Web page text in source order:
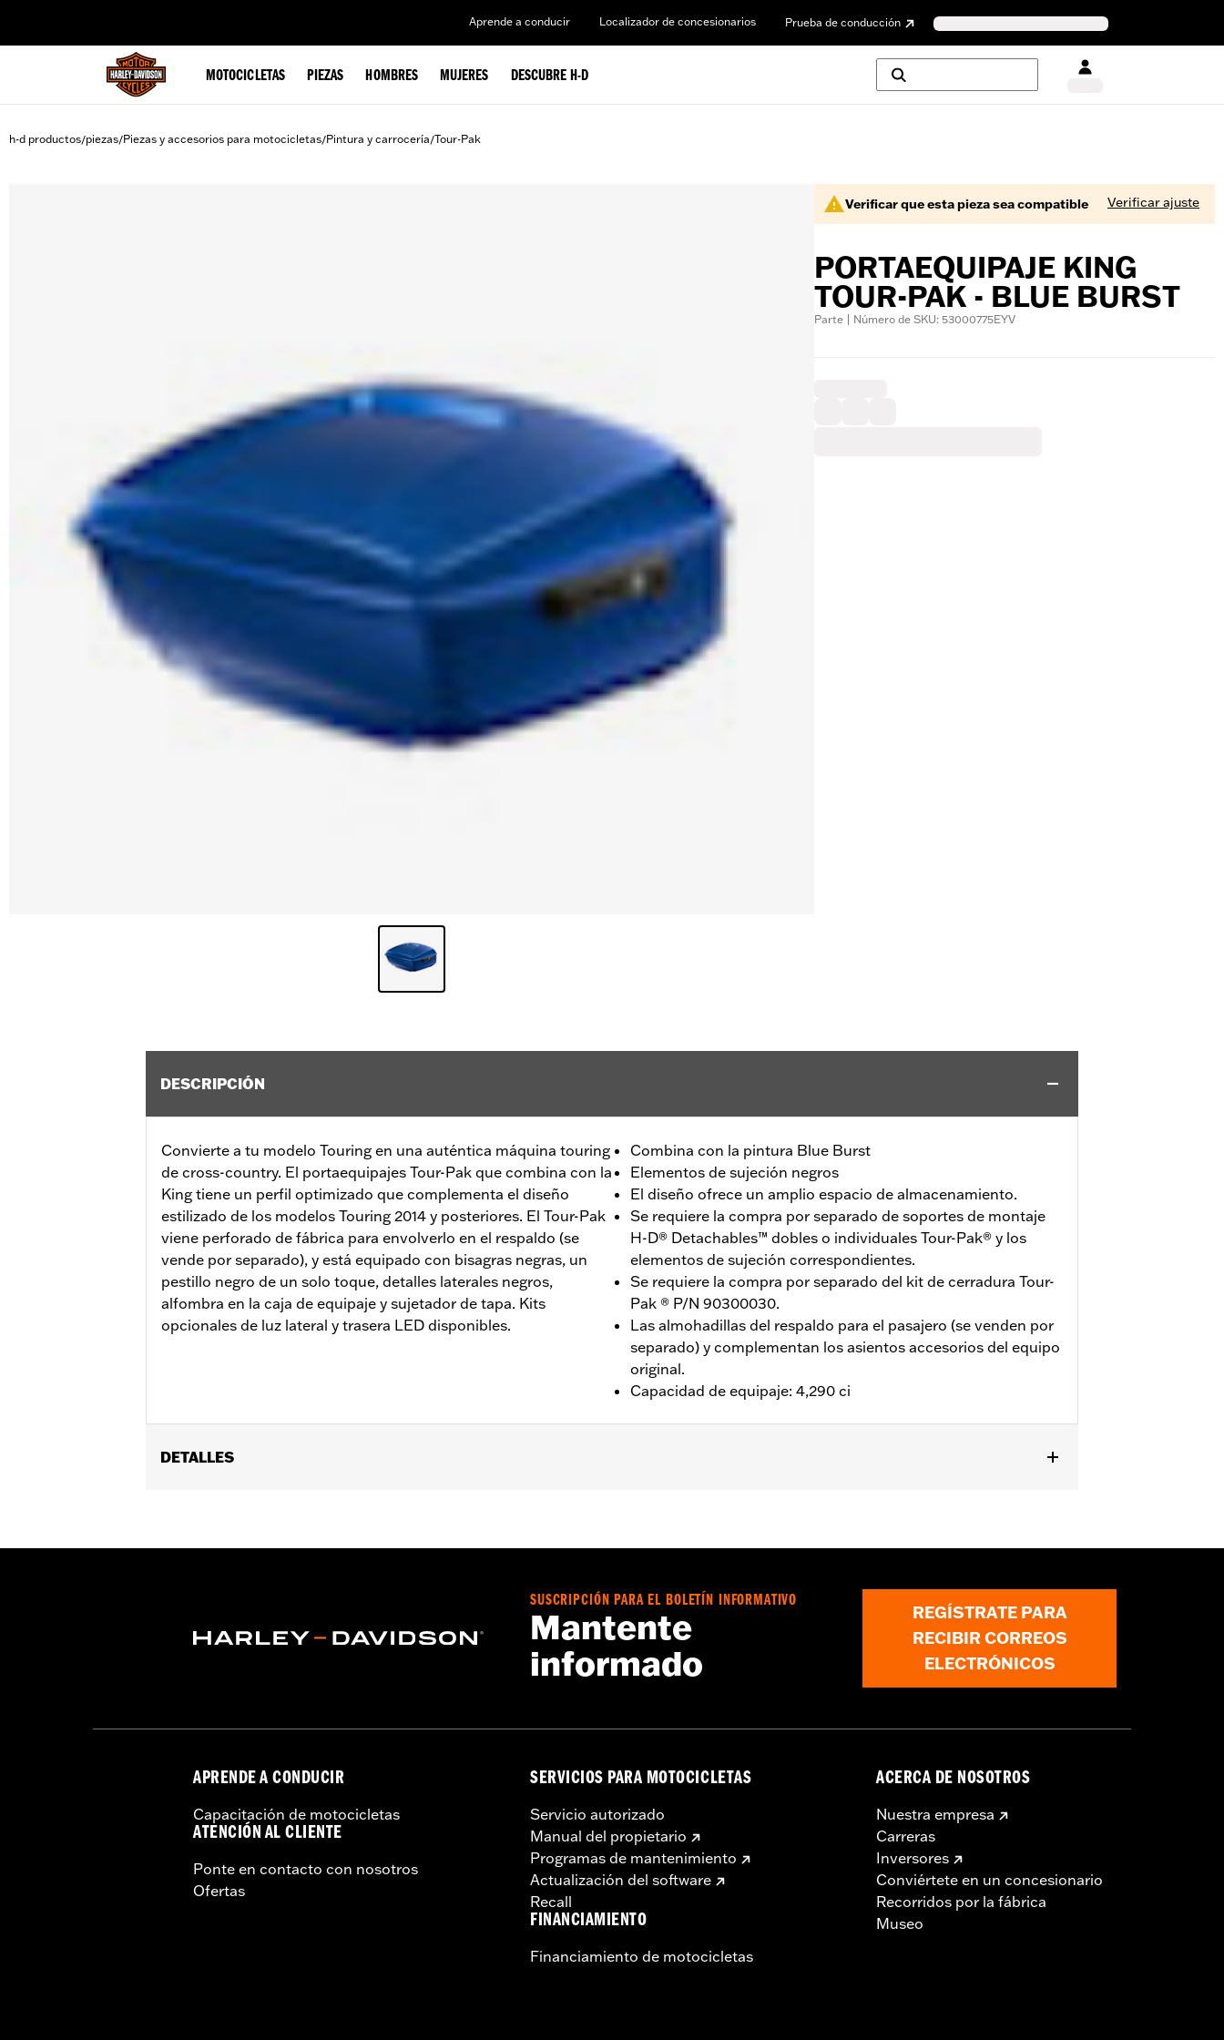
Aprende a conducir Localizador de concesionarios Prueba de conducción
MOTOCICLETAS PIEZAS HOMBRES MUJERES DESCUBRE H-D
h-d productos/piezas/Piezas y accesorios para motocicletas/Pintura y carrocería/Tour-Pak
Verificar que esta pieza sea compatible Verificar ajuste
PORTAEQUIPAJE KING
TOUR-PAK - BLUE BURST
Parte | Número de SKU: 53000775EYV
DESCRIPCIÓN
Convierte a tu modelo Touring en una auténtica máquina touring
de cross-country. El portaequipajes Tour-Pak que combina con la
King tiene un perfil optimizado que complementa el diseño
estilizado de los modelos Touring 2014 y posteriores. El Tour-Pak
viene perforado de fábrica para envolverlo en el respaldo (se
vende por separado), y está equipado con bisagras negras, un
pestillo negro de un solo toque, detalles laterales negros,
alfombra en la caja de equipaje y sujetador de tapa. Kits
opcionales de luz lateral y trasera LED disponibles.
Combina con la pintura Blue Burst
Elementos de sujeción negros
El diseño ofrece un amplio espacio de almacenamiento.
Se requiere la compra por separado de soportes de montaje
H-D® Detachables™ dobles o individuales Tour-Pak® y los
elementos de sujeción correspondientes.
Se requiere la compra por separado del kit de cerradura Tour-
Pak ® P/N 90300030.
Las almohadillas del respaldo para el pasajero (se venden por
separado) y complementan los asientos accesorios del equipo
original.
Capacidad de equipaje: 4,290 ci
DETALLES
Detachables™ dobles o individuales Tour-Pak® y los elementos de sujeción correspondientes. Se necesita comprar por separado el kit
de sujeción de conversión desmontables n.° de pieza 54000383. Para los modelos FLTRXSTSE 2025 y posteriores y FLHXSTSE 2026
se requiere la compra adicional del kit de elementos de sujeción de conversión desmontable n.° de pieza 54000337. Los vehículos
2026 limitados deberían usar Grand Tour-Pak.
GARANTÍA:1 año de garantía limitada – Consulta www.h-d.com/warrantypara más información
SUSCRIPCIÓN PARA EL BOLETÍN INFORMATIVO
Mantente
informado
REGÍSTRATE PARA
RECIBIR CORREOS
ELECTRÓNICOS
APRENDE A CONDUCIR
Capacitación de motocicletas
ATENCIÓN AL CLIENTE
Ponte en contacto con nosotros
Ofertas
SERVICIOS PARA MOTOCICLETAS
Servicio autorizado
Manual del propietario
Programas de mantenimiento
Actualización del software
Recall
FINANCIAMIENTO
Financiamiento de motocicletas
ACERCA DE NOSOTROS
Nuestra empresa
Carreras
Inversores
Conviértete en un concesionario
Recorridos por la fábrica
Museo